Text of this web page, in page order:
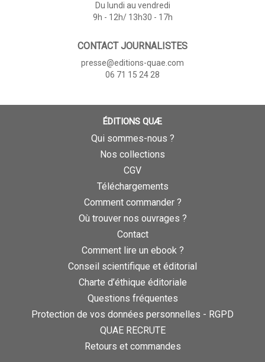
Du lundi au vendredi
9h - 12h/ 13h30 - 17h
CONTACT JOURNALISTES
presse@editions-quae.com
06 71 15 24 28
ÉDITIONS QUÆ
Qui sommes-nous ?
Nos collections
CGV
Téléchargements
Comment commander ?
Où trouver nos ouvrages ?
Contact
Comment lire un ebook ?
Conseil scientifique et éditorial
Charte d’éthique éditoriale
Questions fréquentes
Protection de vos données personnelles - RGPD
QUAE RECRUTE
Retours et commandes